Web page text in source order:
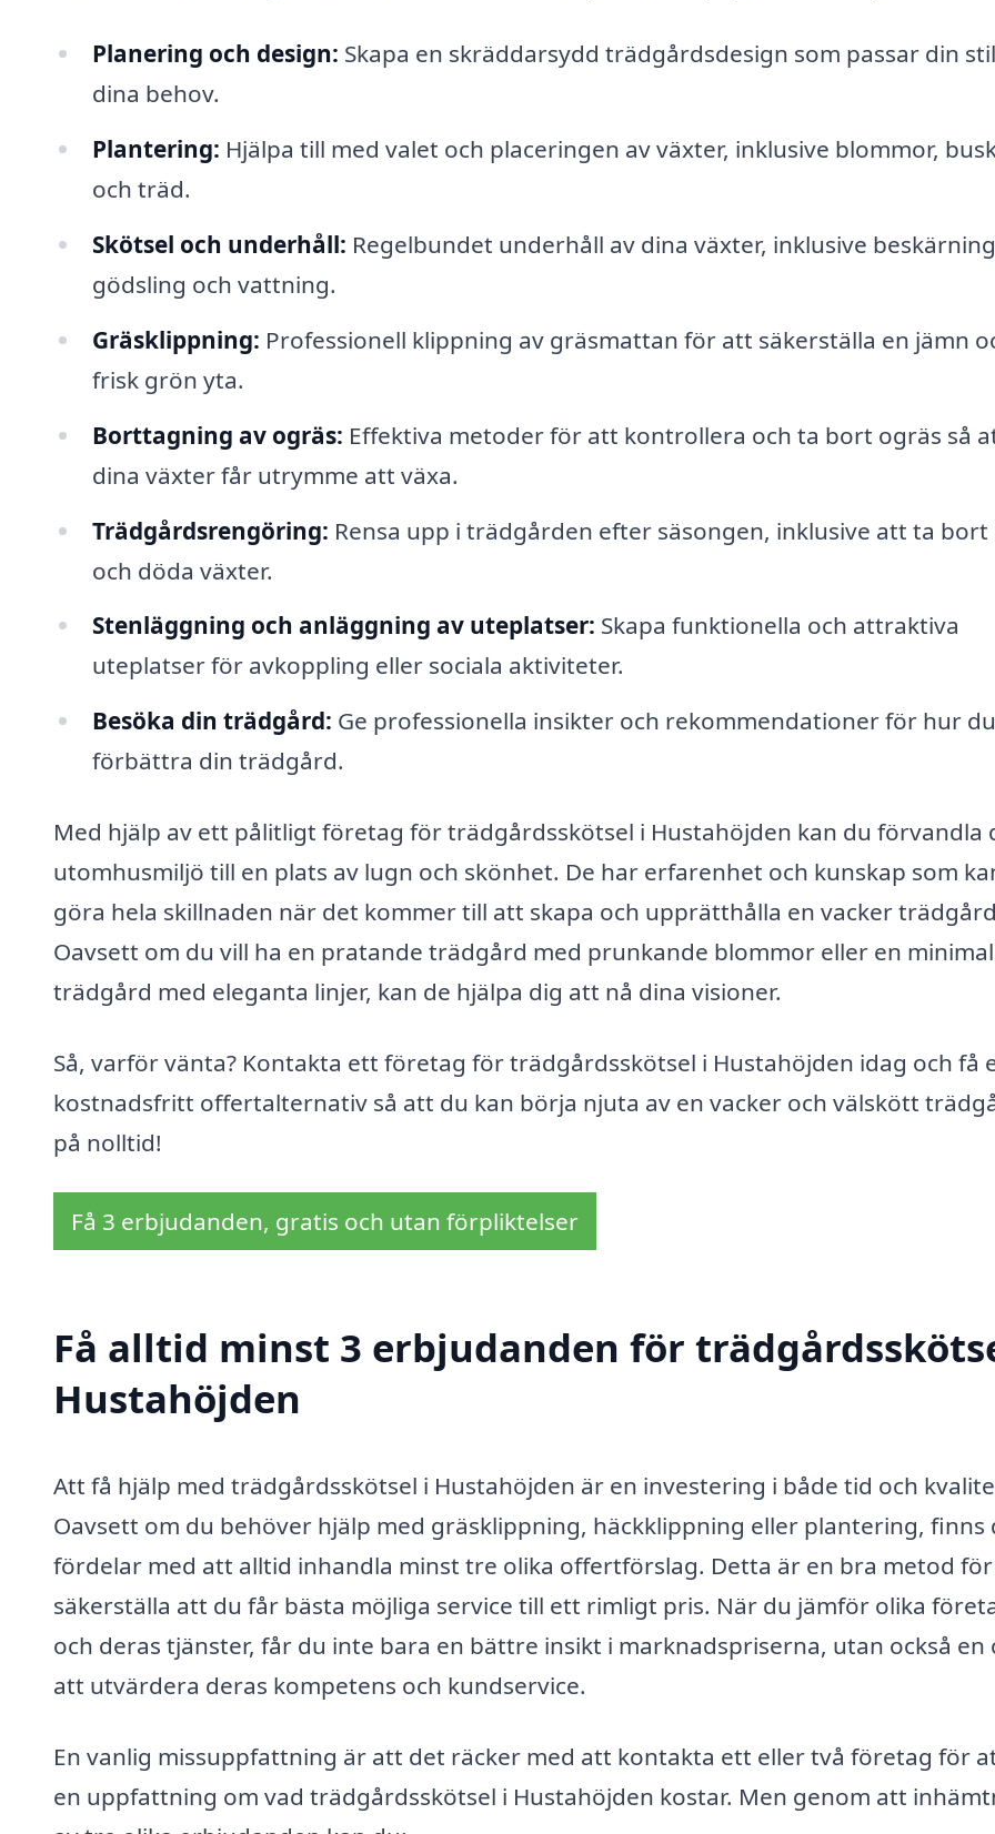
Planering och design: Skapa en skräddarsydd trädgårdsdesign som passar din
dina behov.
Plantering: Hjälpa till med valet och placeringen av växter, inklusive blommor,
och träd.
Skötsel och underhåll: Regelbundet underhåll av dina växter, inklusive
gödsling och vattning.
Gräsklippning: Professionell klippning av gräsmattan för att säkerställa en jämn
frisk grön yta.
Borttagning av ogräs: Effektiva metoder för att kontrollera och ta bort ogräs så
dina växter får utrymme att växa.
Trädgårdsrengöring: Rensa upp i trädgården efter säsongen, inklusive att ta bort
och döda växter.
Stenläggning och anläggning av uteplatser: Skapa funktionella och attraktiva
uteplatser för avkoppling eller sociala aktiviteter.
Besöka din trädgård: Ge professionella insikter och rekommendationer för hur
förbättra din trädgård.
Med hjälp av ett pålitligt företag för trädgårdsskötsel i Hustahöjden kan du förvandla
utomhusmiljö till en plats av lugn och skönhet. De har erfarenhet och kunskap som
göra hela skillnaden när det kommer till att skapa och upprätthålla en vacker
Oavsett om du vill ha en pratande trädgård med prunkande blommor eller en
trädgård med eleganta linjer, kan de hjälpa dig att nå dina visioner.
Så, varför vänta? Kontakta ett företag för trädgårdsskötsel i Hustahöjden idag och få
kostnadsfritt offertalternativ så att du kan börja njuta av en vacker och välskött
på nolltid!
Få 3 erbjudanden, gratis och utan förpliktelser
Få alltid minst 3 erbjudanden för
Hustahöjden
Att få hjälp med trädgårdsskötsel i Hustahöjden är en investering i både tid och
Oavsett om du behöver hjälp med gräsklippning, häckklippning eller plantering, finns
fördelar med att alltid inhandla minst tre olika offertförslag. Detta är en bra metod
säkerställa att du får bästa möjliga service till ett rimligt pris. När du jämför olika
och deras tjänster, får du inte bara en bättre insikt i marknadspriserna, utan också en
att utvärdera deras kompetens och kundservice.
En vanlig missuppfattning är att det räcker med att kontakta ett eller två företag för
en uppfattning om vad trädgårdsskötsel i Hustahöjden kostar. Men genom att